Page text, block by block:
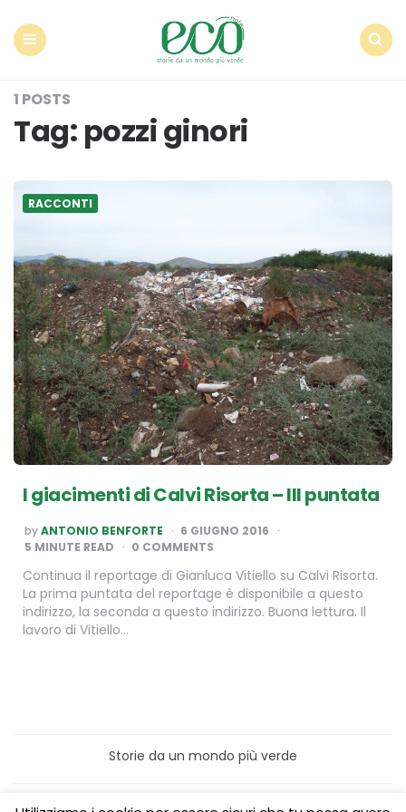
1 POSTS
Tag: pozzi ginori
RACCONTI
I giacimenti di Calvi Risorta – III puntata
POSTED
BY
byANTONIO BENFORTE
6 GIUGNO 2016
5 MINUTE READ 0 COMMENTS
Continua il reportage di Gianluca Vitiello su Calvi Risorta.
La prima puntata del reportage è disponibile a questo
indirizzo, la seconda a questo indirizzo. Buona lettura. Il
lavoro di Vitiello…
Storie da un mondo più verde
Home
Turismo sostenibile